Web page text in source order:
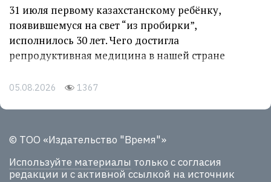
31 июля первому казахстанскому ребёнку,
появившемуся на свет “из пробирки”,
исполнилось 30 лет. Чего достигла
репродуктивная медицина в нашей стране
05.08.2026 1367
© ТОО «Издательство "Время"»
Используйте материалы только с согласия
редакции и с активной ссылкой на источник